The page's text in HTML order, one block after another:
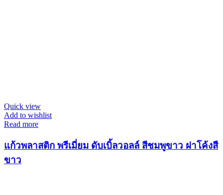
Quick view
Add to wishlist
Read more
แก้วพลาสติก พรีเมี่ยม ดับเบิ้ลวอลล์ สีชมพูขาว ฝาโค้งสี
ขาว